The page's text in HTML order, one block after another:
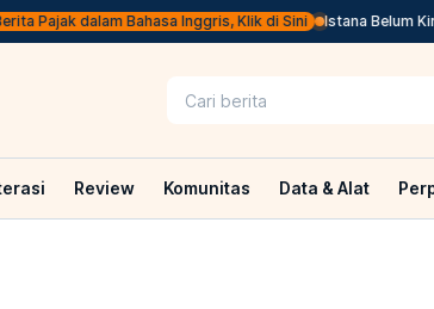
Pajak dalam Bahasa Inggris, Klik di Sini Istana Belum
Review Komunitas Data & Alat